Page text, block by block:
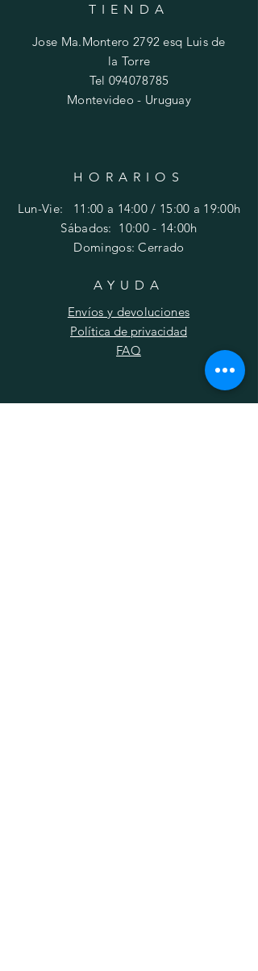
TIENDA
Jose Ma.Montero 2792 esq Luis de
la Torre
Tel 094078785
Montevideo - Uruguay
HORARIOS
Lun-Vie: 11:00 a 14:00 / 15:00 a 19:00h
​​Sábados: 10:00 - 14:00h
Domingos: Cerrado
AYUDA
Envíos y devoluciones
Política de privacidad
FAQ